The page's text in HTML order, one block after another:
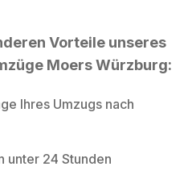
Vorteile unseres
Moers Würzburg:
Ihres Umzugs nach
unter 24 Stunden